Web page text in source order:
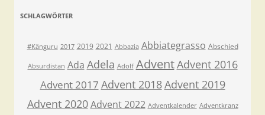
SCHLAGWÖRTER
#Känguru 2017 2019 2021 Abbazia Abbiategrasso Abschied
Absurdistan Ada Adela Adolf AdventAdvent 2016
Advent 2017 Advent 2018Advent 2019
Advent 2020 Advent 2022 Adventkalender Adventkranz